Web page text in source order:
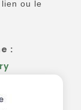
ou le
: